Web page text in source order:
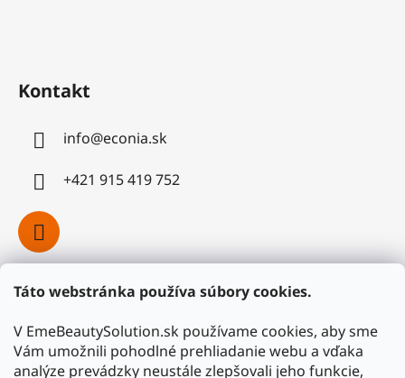
Táto webstránka používa súbory cookies.
V EmeBeautySolution.sk používame cookies, aby sme
Vám umožnili pohodlné prehliadanie webu a vďaka
analýze prevádzky neustále zlepšovali jeho funkcie,
Kontakt
info@econia.sk
+421 915 419 752
Facebook